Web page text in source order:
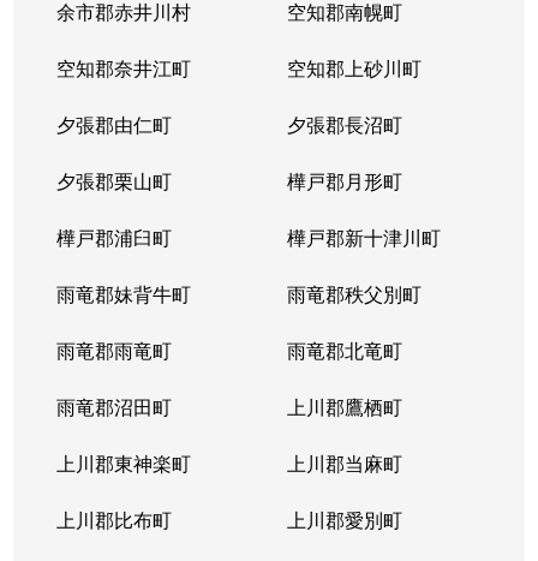
余市郡赤井川村 空知郡南幌町
空知郡奈井江町 空知郡上砂川町
夕張郡由仁町 夕張郡長沼町
夕張郡栗山町 樺戸郡月形町
樺戸郡浦臼町 樺戸郡新十津川町
雨竜郡妹背牛町 雨竜郡秩父別町
雨竜郡雨竜町 雨竜郡北竜町
雨竜郡沼田町 上川郡鷹栖町
上川郡東神楽町 上川郡当麻町
上川郡比布町 上川郡愛別町